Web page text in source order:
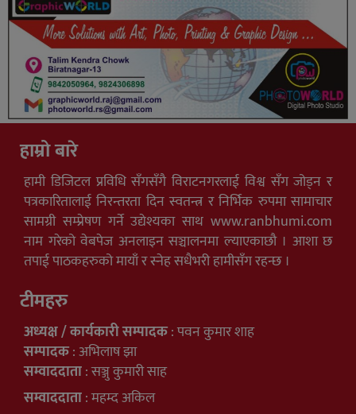
हाम्रो बारे
हामी डिजिटल प्रविधि सँगसँगै विराटनगरलाई विश्व सँग जोड्न र
पत्रकारितालाई निरन्तरता दिन स्वतन्त्र र निर्भिक रुपमा सामाचार
सामग्री सम्प्रेषण गर्ने उद्येश्यका साथ www.ranbhumi.com
नाम गरेको वेबपेज अनलाइन सञ्चालनमा ल्याएकाछौ । आशा छ
तपाई पाठकहरुको मायाँ र स्नेह सधैभरी हामीसँग रहन्छ ।
टीमहरु
अध्यक्ष / कार्यकारी सम्पादक: पवन कुमार शाह
सम्पादक: अभिलाष झा
सम्वाददाता: सञ्जु कुमारी साह
सम्वाददाता: महम्द अकिल